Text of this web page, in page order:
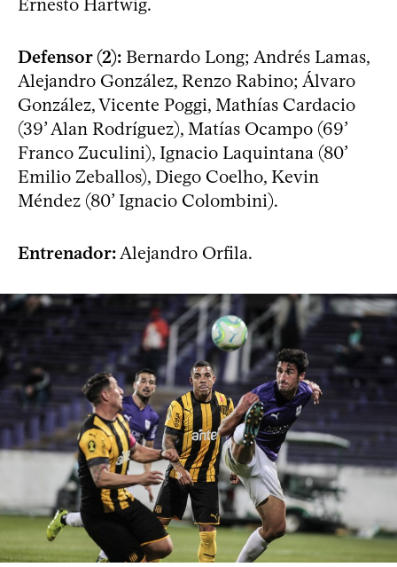
Ernesto Hartwig.
Defensor (2): Bernardo Long; Andrés Lamas,
Alejandro González, Renzo Rabino; Álvaro
González, Vicente Poggi, Mathías Cardacio
(39’ Alan Rodríguez), Matías Ocampo (69’
Franco Zuculini), Ignacio Laquintana (80’
Emilio Zeballos), Diego Coelho, Kevin
Méndez (80’ Ignacio Colombini).
Entrenador:Alejandro Orfila.